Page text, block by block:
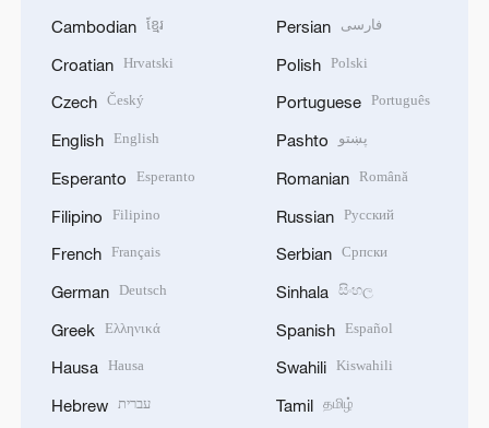
Cambodian ខ្មែរ
Croatian Hrvatski
Czech Český
English English
Esperanto Esperanto
Filipino Filipino
French Français
German Deutsch
Greek Ελληνικά
Hausa Hausa
Hebrew עברית
Persian فارسی
Polish Polski
Portuguese Português
Pashto پښتو
Romanian Română
Russian Русский
Serbian Српски
Sinhala සිංහල
Spanish Español
Swahili Kiswahili
Tamil தமிழ்